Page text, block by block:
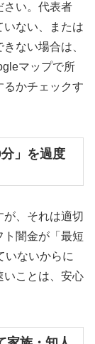
さい。代表者
いない、または
ない場合は、
マップで所
るかチェックす
」を過度
、それは適切
ト闇金が「最短
いないからに
いことは、安心